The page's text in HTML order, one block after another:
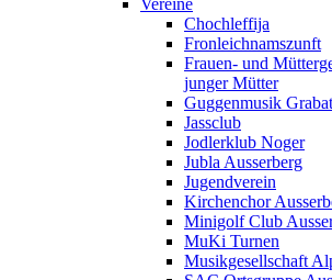
Vereine
Chochleffija
Fronleichnamszunft
Frauen- und
junger Mütter
Guggenmusik
Jassclub
Jodlerklub Noger
Jubla Ausserberg
Jugendverein
Kirchenchor
Minigolf Club
MuKi Turnen
Musikgesellschaft